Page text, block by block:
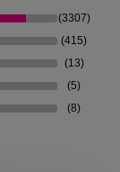
(3307)
(415)
(13)
(5)
(8)